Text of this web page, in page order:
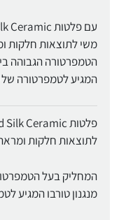
משי לתוצאות חלקות
המגיע לטמפרטורה של 240 מעלות למשך חצי
לתוצאות חלקות
מנגנון טורבו המגיע לטמפרטורה של